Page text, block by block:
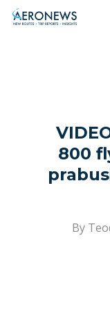
Hit enter
800
By